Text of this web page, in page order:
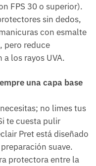
FPS 30 o superior).
sin dedos,
con esmalte
pero reduce
los rayos UVA.
una capa base
no limes tus
te cuesta pulir
Pret está diseñado
suave.
protectora entre la